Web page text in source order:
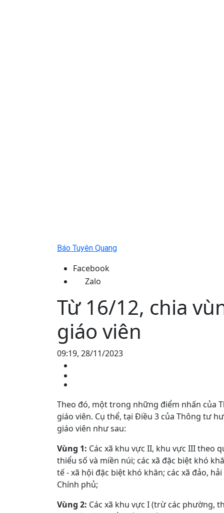
Báo Tuyên Quang
Facebook
Zalo
Từ 16/12, chia
giáo viên
09:19, 28/11/2023
Theo đó, một trong những điểm nhấn của
giáo viên. Cụ thể, tại Điều 3 của Thông tư
giáo viên như sau:
Vùng 1: Các xã khu vực II, khu vực III theo
thiểu số và miền núi; các xã đặc biệt khó
tế - xã hội đặc biệt khó khăn; các xã đảo,
Chính phủ;
Vùng 2: Các xã khu vực I (trừ các phường,